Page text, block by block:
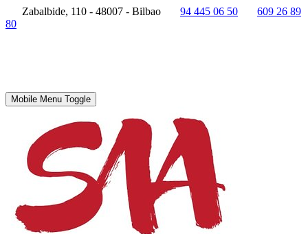
Zabalbide, 110 - 48007 - Bilbao 94 445 06 50
609 26 89
80
Mobile Menu Toggle